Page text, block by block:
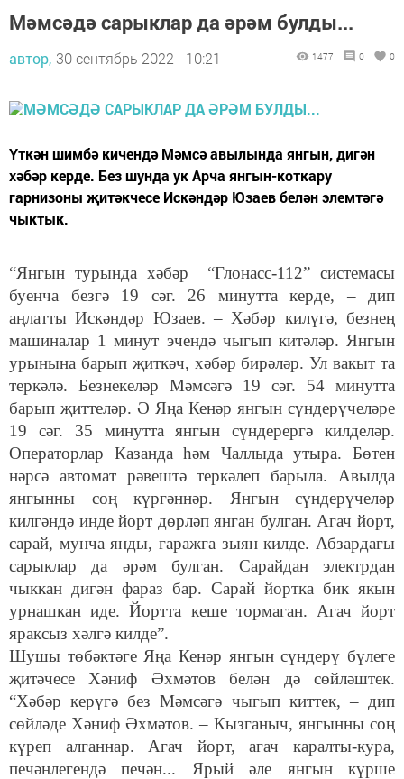
Мәмсәдә сарыклар да әрәм булды...
автор, 30 сентябрь 2022 - 10:21 1477 0 0
Үткән шимбә кичендә Мәмсә авылында янгын, дигән
хәбәр керде. Без шунда ук Арча янгын-коткару
гарнизоны җитәкчесе Искәндәр Юзаев белән элемтәгә
чыктык.
“Янгын турында хәбәр “Глонасс-112” системасы
буенча безгә 19 сәг. 26 минутта керде, – дип
аңлатты Искәндәр Юзаев. – Хәбәр килүгә, безнең
машиналар 1 минут эчендә чыгып китәләр. Янгын
урынына барып җиткәч, хәбәр бирәләр. Ул вакыт та
теркәлә. Безнекеләр Мәмсәгә 19 сәг. 54 минутта
барып җиттеләр. Ә Яңа Кенәр янгын сүндерүчеләре
19 сәг. 35 минутта янгын сүндерергә килделәр.
Операторлар Казанда һәм Чаллыда утыра. Бөтен
нәрсә автомат рәвештә теркәлеп барыла. Авылда
янгынны соң күргәннәр. Янгын сүндерүчеләр
килгәндә инде йорт дөрләп янган булган. Агач йорт,
сарай, мунча янды, гаражга зыян килде. Абзардагы
сарыклар да әрәм булган. Сарайдан электрдан
чыккан дигән фараз бар. Сарай йортка бик якын
урнашкан иде. Йортта кеше тормаган. Агач йорт
яраксыз хәлгә килде”.
Шушы төбәктәге Яңа Кенәр янгын сүндерү бүлеге
җитәчесе Хәниф Әхмәтов белән дә сөйләштек.
“Хәбәр керүгә без Мәмсәгә чыгып киттек, – дип
сөйләде Хәниф Әхмәтов. – Кызганыч, янгынны соң
күреп алганнар. Агач йорт, агач каралты-кура,
печәнлегендә печән... Ярый әле янгын күрше